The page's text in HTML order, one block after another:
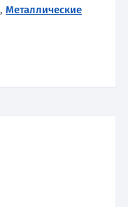
,Металлические